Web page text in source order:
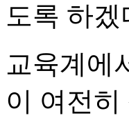
도록 하
교육계에
이 여전